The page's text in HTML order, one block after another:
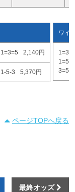
1=3=5 2,140円
1-5-3 5,370円
ワイ
1=3
1=5
3=5
ページTOPへ戻る
最終オッズ